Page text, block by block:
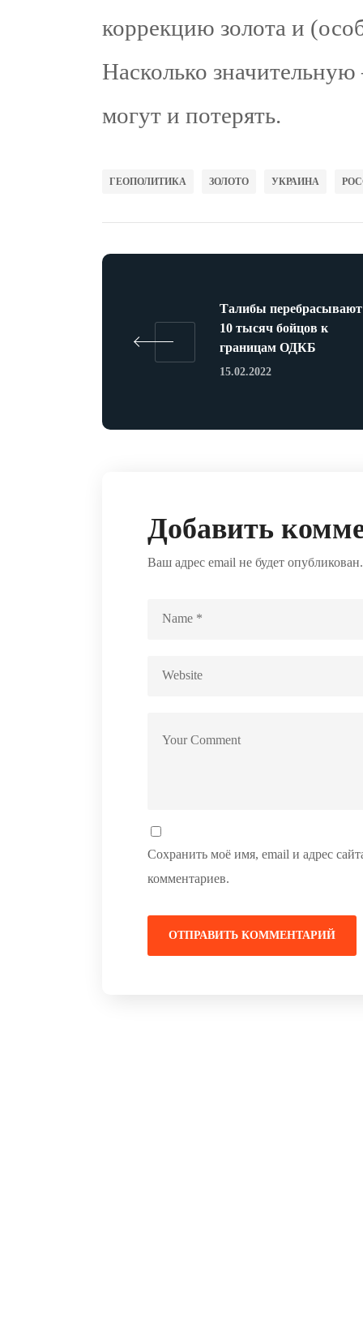
коррекцию золота и
Насколько
могут и потерять.
ГЕОПОЛИТИКА ЗОЛОТО УКРАИНА
Талибы перебрасывают
10 тысяч бойцов к
границам ОДКБ
15.02.2022
Добавить
Ваш адрес email не будет опубликован.
Сохранить моё имя, email и адрес
комментариев.